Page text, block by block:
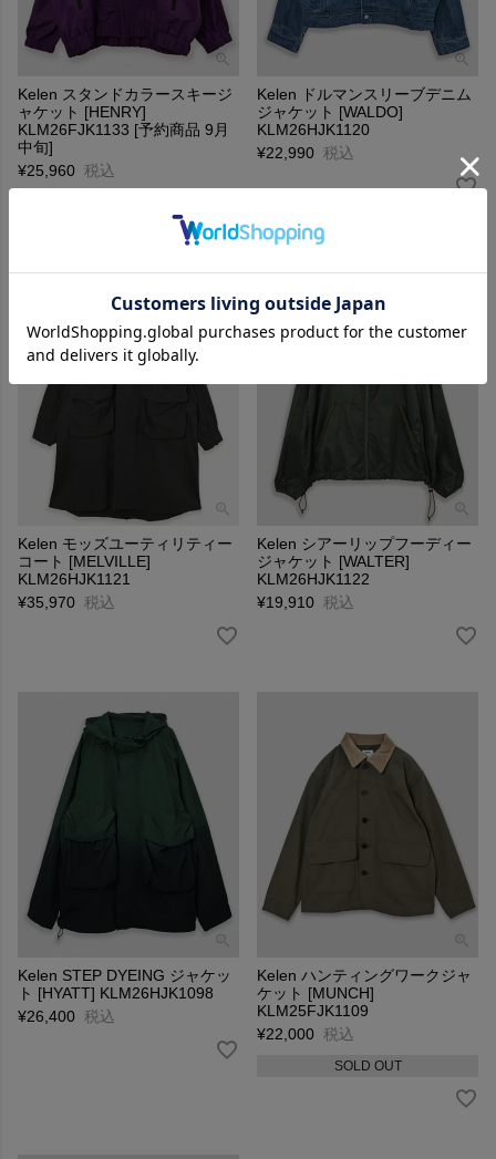
Kelen スタンドカラースキージ
ャケット [HENRY]
KLM26FJK1133 [予約商品 9月
中旬]
¥25,960 税込
Kelen ドルマンスリーブデニム
ジャケット [WALDO]
KLM26HJK1120
¥22,990 税込
Kelen モッズユーティリティー
コート [MELVILLE]
KLM26HJK1121
¥35,970 税込
Kelen シアーリップフーディー
ジャケット [WALTER]
KLM26HJK1122
¥19,910 税込
Kelen STEP DYEING ジャケッ
ト [HYATT] KLM26HJK1098
¥26,400 税込
Kelen ハンティングワークジャ
ケット [MUNCH]
KLM25FJK1109
¥22,000 税込
SOLD OUT